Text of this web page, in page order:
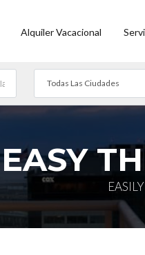
Alquiler Vacacional
Todas Las Ciudades
EASY